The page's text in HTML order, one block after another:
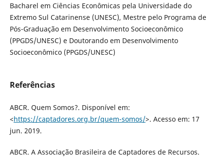
Bacharel em Ciências Econômicas pela Universidade do
Extremo Sul Catarinense (UNESC), Mestre pelo Programa de
Pós-Graduação em Desenvolvimento Socioeconômico
(PPGDS/UNESC) e Doutorando em Desenvolvimento
Socioeconômico (PPGDS/UNESC)
Referências
ABCR. Quem Somos?. Disponível em:
<https://captadores.org.br/quem-somos/>. Acesso em: 17
jun. 2019.
ABCR. A Associação Brasileira de Captadores de Recursos.